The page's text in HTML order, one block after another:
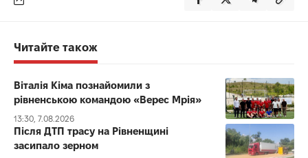
Читайте також
Віталія Кіма познайомили з
рівненською командою «Верес Мрія»
13:30, 7.08.2026
Після ДТП трасу на Рівненщині
засипало зерном